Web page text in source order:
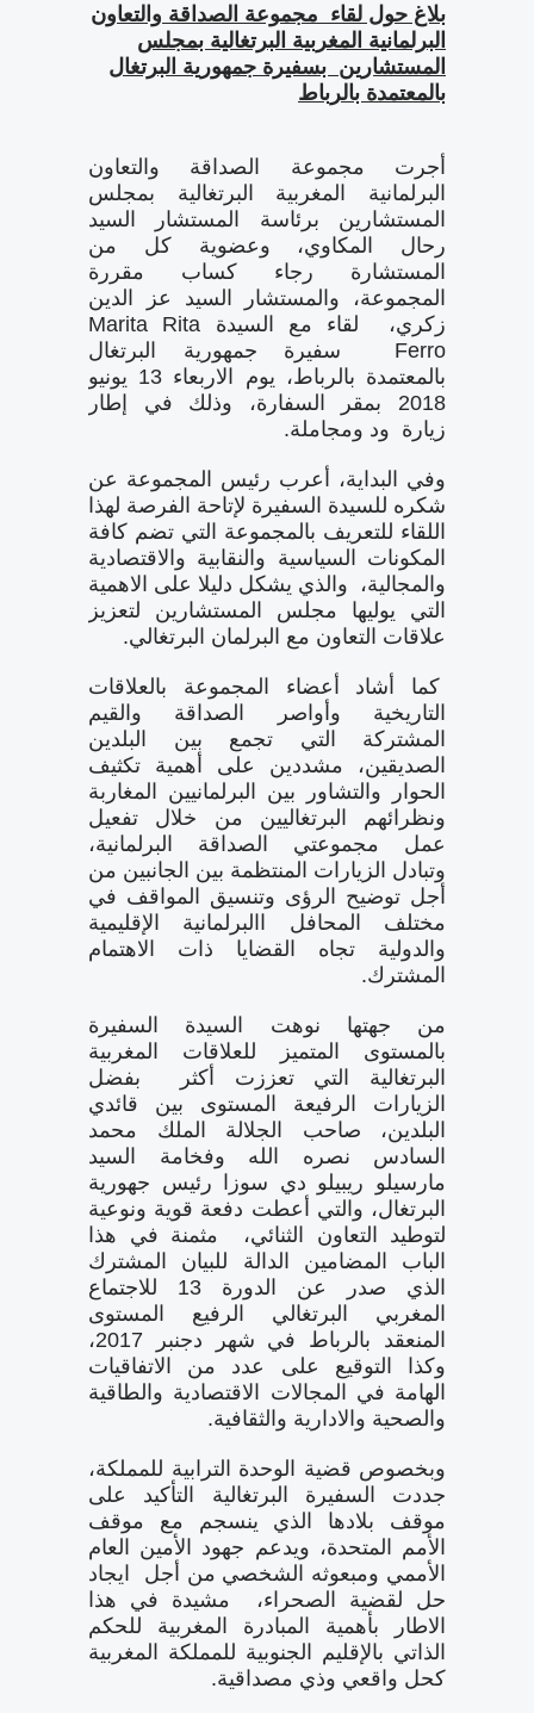
بلاغ حول لقاء مجموعة الصداقة والتعاون
البرلمانية المغربية البرتغالية بمجلس
المستشارين بسفيرة جمهورية البرتغال
بالمعتمدة بالرباط
أجرت مجموعة الصداقة والتعاون
البرلمانية المغربية البرتغالية بمجلس
المستشارين برئاسة المستشار السيد
رحال المكاوي، وعضوية كل من
المستشارة رجاء كساب مقررة
المجموعة، والمستشار السيد عز الدين
زكري، لقاء مع السيدة Marita Rita
Ferro سفيرة جمهورية البرتغال
بالمعتمدة بالرباط، يوم الاربعاء 13 يونيو
2018 بمقر السفارة، وذلك في إطار
زيارة ود ومجاملة.
وفي البداية، أعرب رئيس المجموعة عن
شكره للسيدة السفيرة لإتاحة الفرصة لهذا
اللقاء للتعريف بالمجموعة التي تضم كافة
المكونات السياسية والنقابية والاقتصادية
والمجالية، والذي يشكل دليلا على الاهمية
التي يوليها مجلس المستشارين لتعزيز
علاقات التعاون مع البرلمان البرتغالي.
كما أشاد أعضاء المجموعة بالعلاقات
التاريخية وأواصر الصداقة والقيم
المشتركة التي تجمع بين البلدين
الصديقين، مشددين على أهمية تكثيف
الحوار والتشاور بين البرلمانيين المغاربة
ونظرائهم البرتغاليين من خلال تفعيل
عمل مجموعتي الصداقة البرلمانية،
وتبادل الزيارات المنتظمة بين الجانبين من
أجل توضيح الرؤى وتنسيق المواقف في
مختلف المحافل االبرلمانية الإقليمية
والدولية تجاه القضايا ذات الاهتمام
المشترك.
من جهتها نوهت السيدة السفيرة
بالمستوى المتميز للعلاقات المغربية
البرتغالية التي تعززت أكثر بفضل
الزيارات الرفيعة المستوى بين قائدي
البلدين، صاحب الجلالة الملك محمد
السادس نصره الله وفخامة السيد
مارسيلو ريبيلو دي سوزا رئيس جهورية
البرتغال، والتي أعطت دفعة قوية ونوعية
لتوطيد التعاون الثنائي، مثمنة في هذا
الباب المضامين الدالة للبيان المشترك
الذي صدر عن الدورة 13 للاجتماع
المغربي البرتغالي الرفيع المستوى
المنعقد بالرباط في شهر دجنبر 2017،
وكذا التوقيع على عدد من الاتفاقيات
الهامة في المجالات الاقتصادية والطاقية
والصحية والادارية والثقافية.
وبخصوص قضية الوحدة الترابية للمملكة،
جددت السفيرة البرتغالية التأكيد على
موقف بلادها الذي ينسجم مع موقف
الأمم المتحدة، ويدعم جهود الأمين العام
الأممي ومبعوثه الشخصي من أجل ايجاد
حل لقضية الصحراء، مشيدة في هذا
الاطار بأهمية المبادرة المغربية للحكم
الذاتي بالإقليم الجنوبية للمملكة المغربية
كحل واقعي وذي مصداقية.